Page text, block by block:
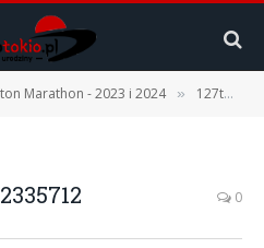
Marathon - 2023 i 2024 » 127th Boston Marathon – 17.04.2023 r. [1 część – Podróż, Expo, Fan Fest]
0